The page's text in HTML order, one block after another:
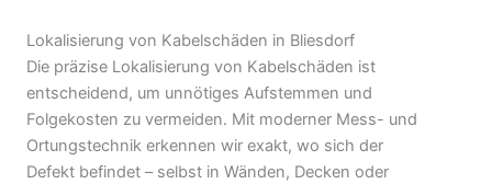
Lokalisierung von Kabelschäden in Bliesdorf
Die präzise Lokalisierung von Kabelschäden ist
entscheidend, um unnötiges Aufstemmen und
Folgekosten zu vermeiden. Mit moderner Mess- und
Ortungstechnik erkennen wir exakt, wo sich der
Defekt befindet – selbst in Wänden, Decken oder